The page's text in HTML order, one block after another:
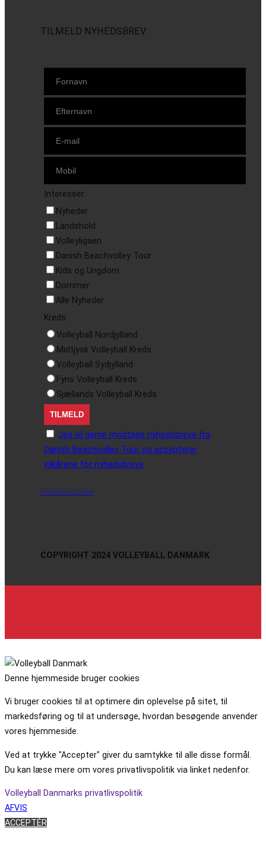
TILMELD NYHEDSBREV
Interesser:
Nyheder
Landshold
Volleyligaen
Danish Beachvolley Tour
Kids og Ungdom
Dommer
Alle Nyheder
Kreds:
Volleyball Nordjylland
Midtjysk Volleyball Kreds
Volleyball Sydjylland
Fyns Volleyball Kreds
Sjællands Volleyball Kreds
Jeg vil gerne modtage nyhedsbreve fra
Danish Beachvolley Tour og accepterer
vilkårene for nyhedsbreve
Privatlivspolitik
COPYRIGHT 2024 VOLLEYBALL DANMARK
Denne hjemmeside bruger cookies
Vi bruger cookies til at optimere din oplevelse på sitet, til
markedsføring og til at undersøge, hvordan besøgende anvender
vores hjemmeside.
Ved at trykke "Accepter" giver du samtykke til alle disse formål.
Du kan læse mere om vores privatlivspolitik via linket nedenfor.
Volleyball Danmarks privatlivspolitik
AFVIS
ACCEPTÉR